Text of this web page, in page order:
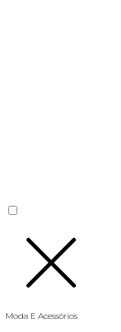
Moda E Acessórios